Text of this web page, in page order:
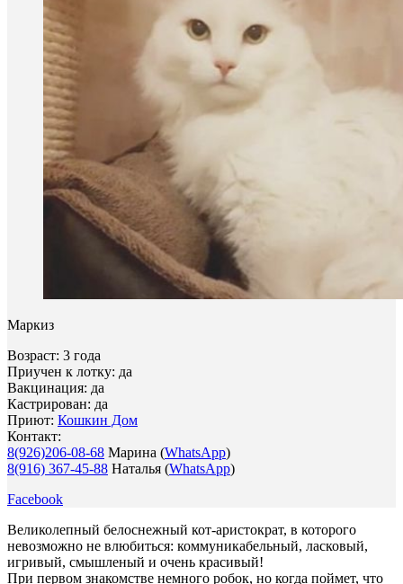
Маркиз
Возраст: 3 года
Приучен к лотку: да
Вакцинация: да
Кастрирован: да
Приют: Кошкин Дом
Контакт:
8(926)206-08-68 Марина (WhatsApp)
8(916) 367-45-88 Наталья (WhatsApp)
Facebook
Великолепный белоснежный кот-аристократ, в которого
невозможно не влюбиться: коммуникабельный, ласковый,
игривый, смышленый и очень красивый!
При первом знакомстве немного робок, но когда поймет, что